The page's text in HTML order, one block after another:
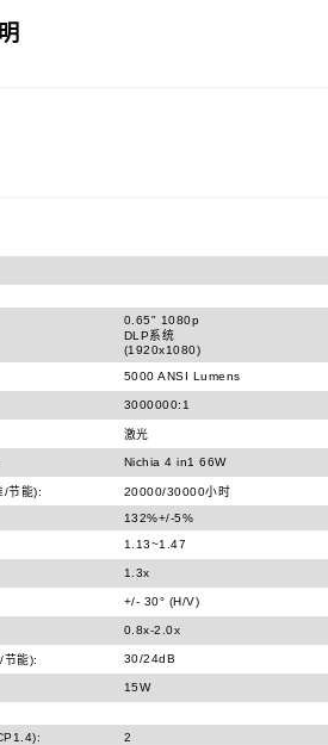
0.65" 1080p
DLP系统
(1920x1080)
5000 ANSI Lumens
3000000:1
激光
Nichia 4 in1 66W
/节能):
20000/30000小时
132%+/-5%
1.13~1.47
1.3x
+/- 30° (H/V)
0.8x-2.0x
节能): 30/24dB
15W
2